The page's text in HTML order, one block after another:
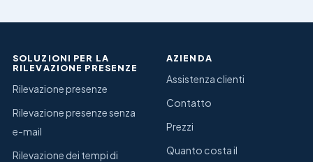
SOLUZIONI PER LA
RILEVAZIONE PRESENZE
Rilevazione presenze
Rilevazione presenze senza
e-mail
Rilevazione dei tempi di
AZIENDA
Assistenza clienti
Contatto
Prezzi
Quanto costa il